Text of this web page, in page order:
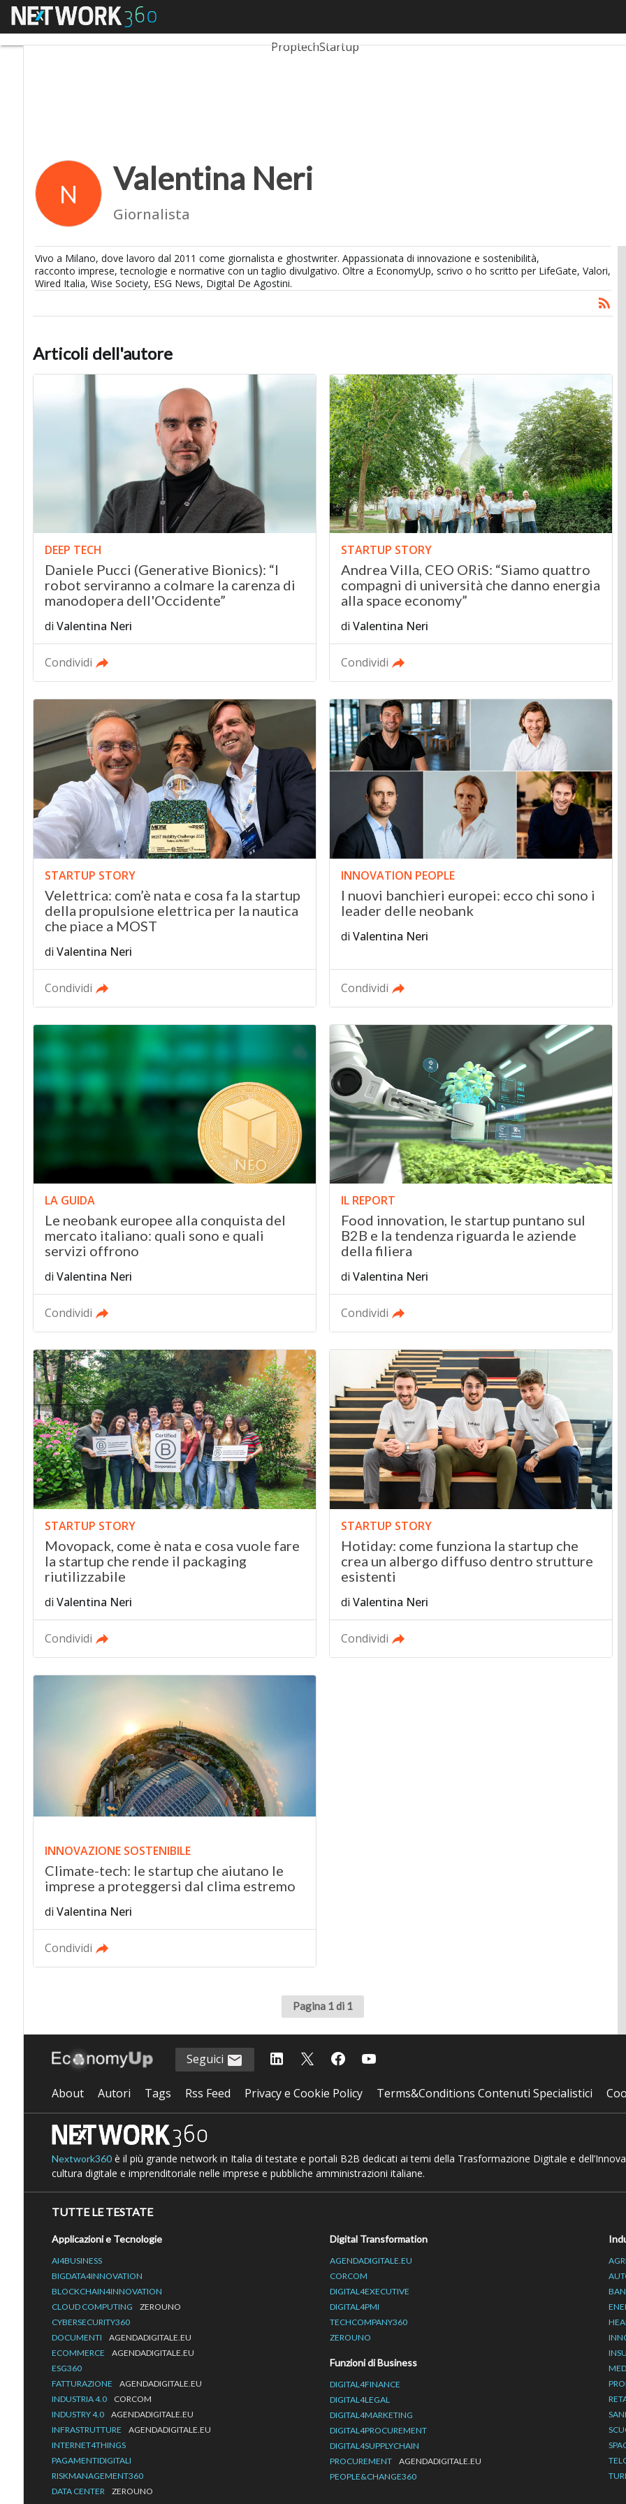
Menu
ProptechStartup
N Valentina Neri
Giornalista
Vivo a Milano, dove lavoro dal 2011 come giornalista e ghostwriter. Appassionata di innovazione e sostenibilità,
racconto imprese, tecnologie e normative con un taglio divulgativo. Oltre a EconomyUp, scrivo o ho scritto per LifeGate, Valori,
Wired Italia, Wise Society, ESG News, Digital De Agostini.
Articoli dell'autore
DEEP TECH
Daniele Pucci (Generative Bionics): “I
robot serviranno a colmare la carenza di
manodopera dell'Occidente”
di Valentina Neri
Condividi
STARTUP STORY
Andrea Villa, CEO ORiS: “Siamo quattro
compagni di università che danno energia
alla space economy”
diValentina Neri
Condividi
STARTUP STORY
Velettrica: com’è nata e cosa fa la startup
della propulsione elettrica per la nautica
che piace a MOST
di Valentina Neri
Condividi
INNOVATION PEOPLE
I nuovi banchieri europei: ecco chi sono i
leader delle neobank
diValentina Neri
Condividi
LA GUIDA
Le neobank europee alla conquista del
mercato italiano: quali sono e quali
servizi offrono
di Valentina Neri
Condividi
IL REPORT
Food innovation, le startup puntano sul
B2B e la tendenza riguarda le aziende
della filiera
diValentina Neri
Condividi
STARTUP STORY
Movopack, come è nata e cosa vuole fare
la startup che rende il packaging
riutilizzabile
di Valentina Neri
Condividi
STARTUP STORY
Hotiday: come funziona la startup che
crea un albergo diffuso dentro strutture
esistenti
diValentina Neri
Condividi
INNOVAZIONE SOSTENIBILE
Climate-tech: le startup che aiutano le
imprese a proteggersi dal clima estremo
di Valentina Neri
Condividi
Pagina 1 di 1
Seguici
About Autori Tags Rss Feed Privacy e Cookie Policy Terms&Conditions Contenuti Specialistici
Nextwork360è il più grande network in Italia di testate e portali B2B dedicati ai temi della Trasformazione Digitale e
cultura digitale e imprenditoriale nelle imprese e pubbliche amministrazioni italiane.
TUTTE LE TESTATE
Applicazioni e Tecnologie
AI4BUSINESS
BIGDATA4INNOVATION
BLOCKCHAIN4INNOVATION
CLOUD COMPUTING
ZEROUNO
CYBERSECURITY360
DOCUMENTI
AGENDADIGITALE.EU
ECOMMERCE
AGENDADIGITALE.EU
ESG360
FATTURAZIONE
AGENDADIGITALE.EU
INDUSTRIA 4.0
CORCOM
INDUSTRY 4.0
AGENDADIGITALE.EU
INFRASTRUTTURE
AGENDADIGITALE.EU
INTERNET4THINGS
PAGAMENTIDIGITALI
RISKMANAGEMENT360
DATA CENTER
ZEROUNO
Digital Transformation
AGENDADIGITALE.EU
CORCOM
DIGITAL4EXECUTIVE
DIGITAL4PMI
TECHCOMPANY360
ZEROUNO
Funzioni di Business
DIGITAL4FINANCE
DIGITAL4LEGAL
DIGITAL4MARKETING
DIGITAL4PROCUREMENT
DIGITAL4SUPPLYCHAIN
PROCUREMENT
AGENDADIGITALE.EU
PEOPLE&CHANGE360